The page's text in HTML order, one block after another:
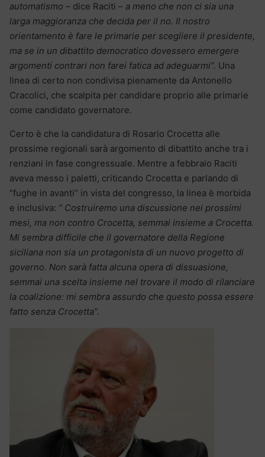
automatismo – dice Raciti – a meno che non ci sia una
larga maggioranza che decida per il no. Il nostro
orientamento è fare le primarie per scegliere il presidente,
ma se in un dibattito democratico dovessero emergere
argomenti contrari non farei fatica ad adeguarmi”. Una
linea di certo non condivisa pienamente da Antonello
Cracolici, che scalpita per candidare proprio alle primarie
come candidato governatore.
Certo è che la candidatura di Rosario Crocetta alle
prossime regionali sarà argomento di dibattito anche tra i
renziani in fase congressuale. Mentre a febbraio Raciti
aveva messo i paletti, criticando Crocetta e parlando di
“fughe in avanti” in vista del congresso, la linea è morbida
e inclusiva: ” Costruiremo una discussione nei prossimi
mesi, ma non contro Crocetta, semmai insieme a Crocetta.
Mi sembra difficile che il governatore della Regione
siciliana non sia un protagonista di un nuovo progetto di
governo. Non sarà fatta alcuna opera di dissuasione,
semmai una scelta insieme nel trovare il modo di rilanciare
la coalizione: mi sembra assurdo che questo possa essere
fatto senza Crocetta”.